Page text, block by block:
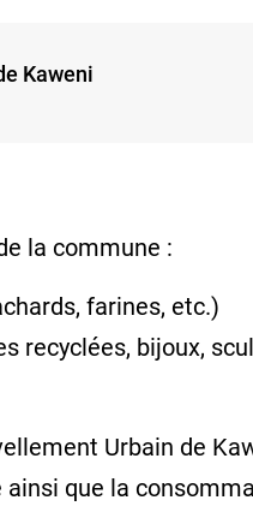
Kaweni
la commune :
farines, etc.)
recyclées, bijoux,
Urbain de
que la